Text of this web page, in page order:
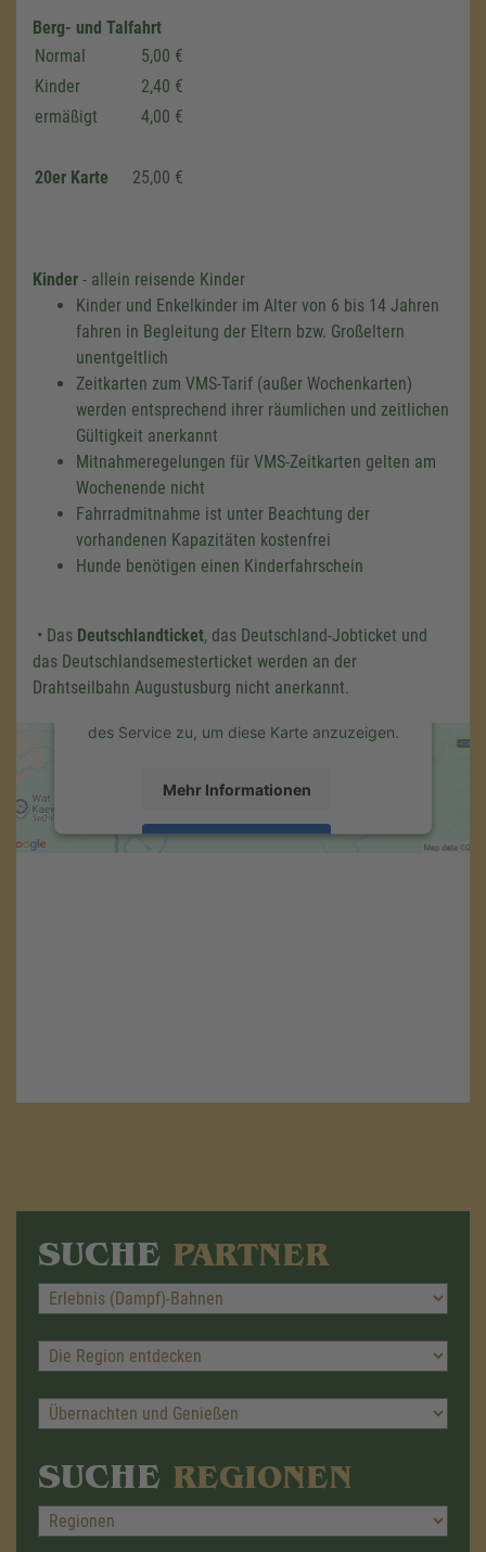
SUCHE PARTNER
SUCHE REGIONEN
Berg- und Talfahrt
Normal
5,00 €
Kinder
2,40 €
ermäßigt
4,00 €
20er Karte 25,00 €
Kinder - allein reisende Kinder
Kinder und Enkelkinder im Alter von 6 bis 14 Jahren
fahren in Begleitung der Eltern bzw. Großeltern
unentgeltlich
Zeitkarten zum VMS-Tarif (außer Wochenkarten)
werden entsprechend ihrer räumlichen und zeitlichen
Gültigkeit anerkannt
Mitnahmeregelungen für VMS-Zeitkarten gelten am
Wochenende nicht
Fahrradmitnahme ist unter Beachtung der
vorhandenen Kapazitäten kostenfrei
Hunde benötigen einen Kinderfahrschein
• Das Deutschlandticket, das Deutschland-Jobticket und
das Deutschlandsemesterticket werden an der
Drahtseilbahn Augustusburg nicht anerkannt.
Wir benötigen Ihre Zustimmung,
um den Google Maps-Service zu
Drittanbieters, um Karteninhalte einzubetten.
Dieser Service kann Daten zu Ihren
Aktivitäten sammeln. Bitte lesen Sie die
des Service zu, um diese Karte anzuzeigen.
Mehr Informationen